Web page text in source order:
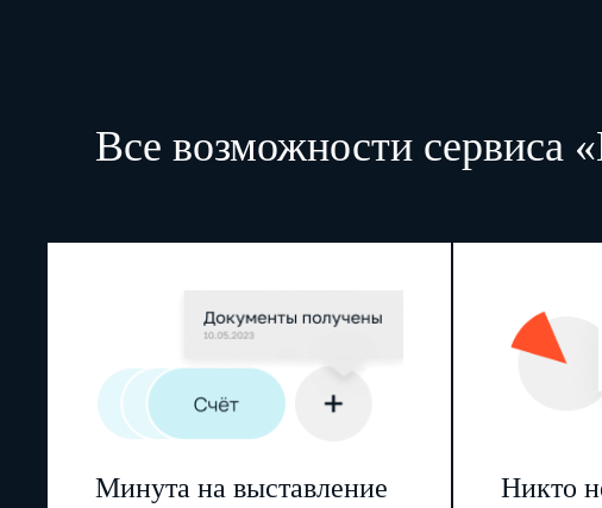
Все возможности сервиса
Минута на выставление
Никто